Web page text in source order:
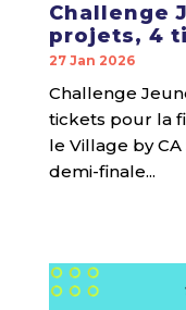
Challenge
projets, 4
27 Jan 2026
Challenge
tickets pour la
le Village by
demi-finale...